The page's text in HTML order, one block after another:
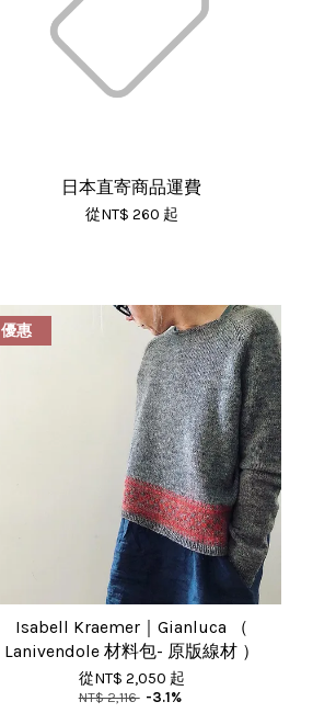
日本直寄商品運費
從NT$ 260 起
優惠
Isabell Kraemer｜Gianluca （
Lanivendole 材料包- 原版線材 ）
從NT$ 2,050 起
NT$ 2,116 -3.1%